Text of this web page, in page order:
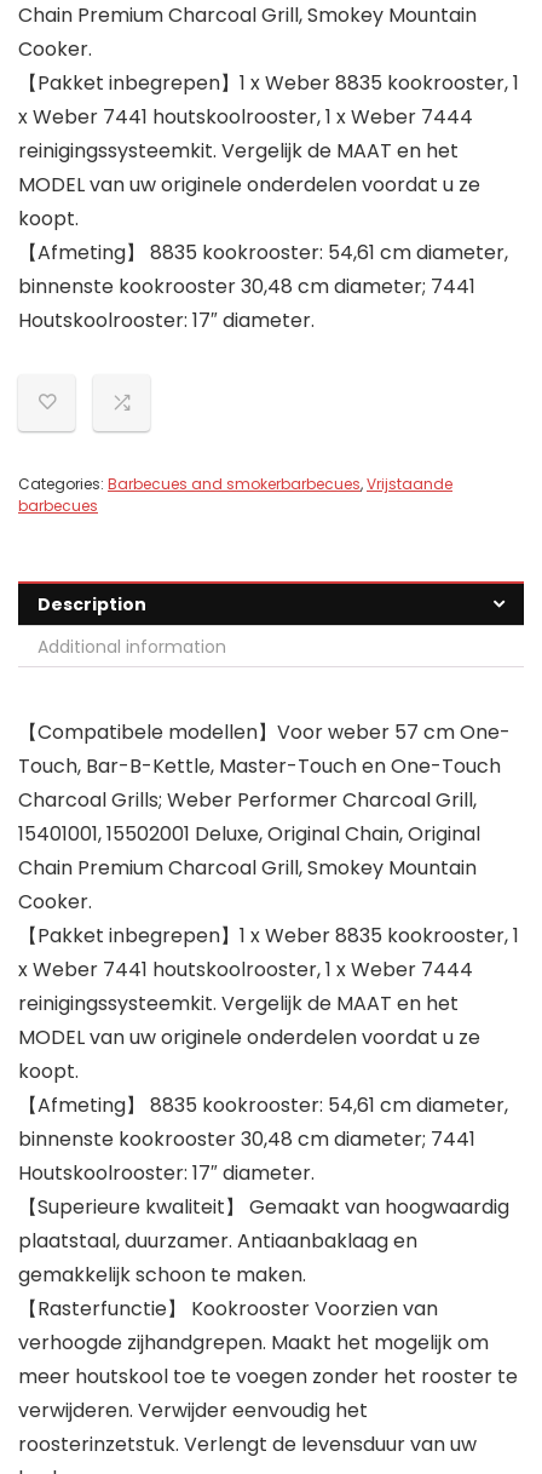
Chain Premium Charcoal Grill, Smokey Mountain
Cooker.
【Pakket inbegrepen】1 x Weber 8835 kookrooster, 1
x Weber 7441 houtskoolrooster, 1 x Weber 7444
reinigingssysteemkit. Vergelijk de MAAT en het
MODEL van uw originele onderdelen voordat u ze
koopt.
【Afmeting】 8835 kookrooster: 54,61 cm diameter,
binnenste kookrooster 30,48 cm diameter; 7441
Houtskoolrooster: 17″ diameter.
Categories: Barbecues and smokerbarbecues,Vrijstaande
barbecues
Description
Additional information
【Compatibele modellen】Voor weber 57 cm One-
Touch, Bar-B-Kettle, Master-Touch en One-Touch
Charcoal Grills; Weber Performer Charcoal Grill,
15401001, 15502001 Deluxe, Original Chain, Original
Chain Premium Charcoal Grill, Smokey Mountain
Cooker.
【Pakket inbegrepen】1 x Weber 8835 kookrooster, 1
x Weber 7441 houtskoolrooster, 1 x Weber 7444
reinigingssysteemkit. Vergelijk de MAAT en het
MODEL van uw originele onderdelen voordat u ze
koopt.
【Afmeting】 8835 kookrooster: 54,61 cm diameter,
binnenste kookrooster 30,48 cm diameter; 7441
Houtskoolrooster: 17″ diameter.
【Superieure kwaliteit】 Gemaakt van hoogwaardig
plaatstaal, duurzamer. Antiaanbaklaag en
gemakkelijk schoon te maken.
【Rasterfunctie】 Kookrooster Voorzien van
verhoogde zijhandgrepen. Maakt het mogelijk om
meer houtskool toe te voegen zonder het rooster te
verwijderen. Verwijder eenvoudig het
roosterinzetstuk. Verlengt de levensduur van uw